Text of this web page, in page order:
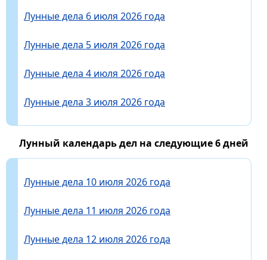
Лунные дела 6 июля 2026 года
Лунные дела 5 июля 2026 года
Лунные дела 4 июля 2026 года
Лунные дела 3 июля 2026 года
Лунный календарь дел на следующие 6 дней
Лунные дела 10 июля 2026 года
Лунные дела 11 июля 2026 года
Лунные дела 12 июля 2026 года